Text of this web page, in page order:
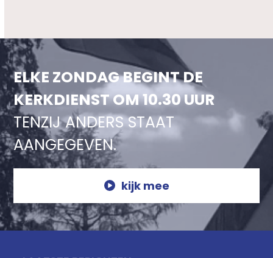
ELKE ZONDAG BEGINT DE
KERKDIENST OM 10.30 UUR
TENZIJ ANDERS STAAT
AANGEGEVEN.
kijk mee